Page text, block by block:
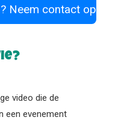
Neem contact op
video die de
een evenement